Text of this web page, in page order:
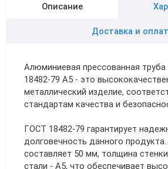
Описание
Доставка и
Алюминиевая прессованная
18482-79 А5 - это
металлический изделие,
стандартам качества и
ГОСТ 18482-79 гарантирует
долговечность данного
составляет 50 мм, толщина
стали - А5, что обеспечивает